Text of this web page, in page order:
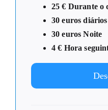
25 € Durante o
30 euros
30 euros Noite
4 € Hora